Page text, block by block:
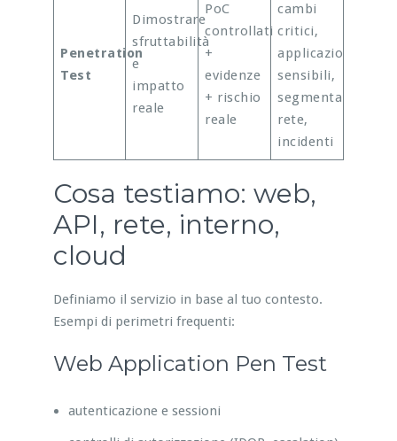
Penetration
Test
Dimostrare
sfruttabilità
e
impatto
reale
PoC
controllati
+
evidenze
+ rischio
reale
cambi
critici,
applicazioni
sensibili,
segmentazione
rete,
incidenti
Cosa testiamo: web,
API, rete, interno,
cloud
Definiamo il servizio in base al tuo contesto.
Esempi di perimetri frequenti:
Web Application Pen Test
autenticazione e sessioni